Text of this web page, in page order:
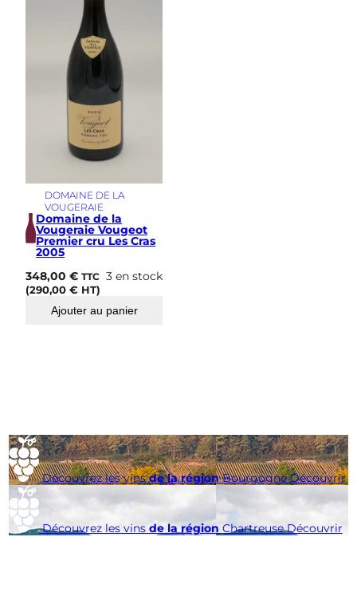
DOMAINE DE LA
VOUGERAIE
Domaine de la
Vougeraie Vougeot
Premier cru Les Cras
2005
348,00€ TTC
(290,00€ HT)
3 en stock
Ajouter au panier
Découvrez les vins de la régionBourgogne Découvrir
Découvrez les vins de la région Chartreuse Découvrir